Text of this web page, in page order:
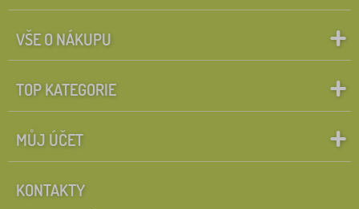
VŠE O NÁKUPU
TOP KATEGORIE
MŮJ ÚČET
KONTAKTY